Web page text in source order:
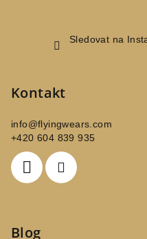
Sledovat na
Kontakt
info@flyingwears.com
+420 604 839 935
Blog